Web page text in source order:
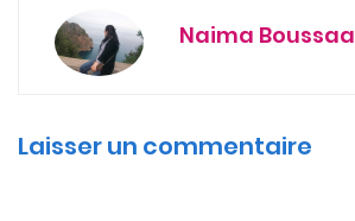
Naima Boussaa
Laisser un commentaire